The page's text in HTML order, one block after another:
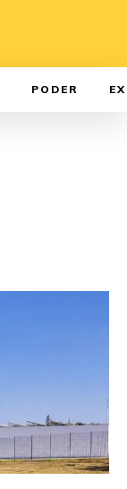
PODER